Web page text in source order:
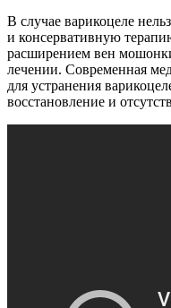
В случае варикоцеле
и консервативную
расширением вен
лечении. Современная
для устранения
восстановление и